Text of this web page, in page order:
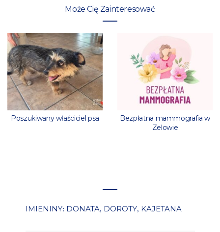
Może Cię Zainteresować
Poszukiwany właściciel psa
Bezpłatna mammografia w
Zelowie
IMIENINY: DONATA, DOROTY, KAJETANA